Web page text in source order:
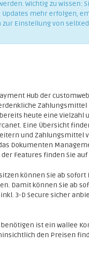
Wichtig zu wissen:
Updates mehr erfolgen,
Einstellung von
Hub der
heute eine
Eine Übersicht
und Zahlungsmittel
Dokumenten
Features finden Sie
können Sie ab
Damit können Sie ab
3-D Secure sicher
ist ein wallee
den Preisen